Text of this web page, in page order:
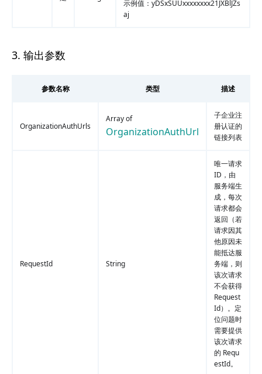
示例值：yDSxSUUxxxxxxxx21JXBlJZs
aj
3. 输出参数
参数名称 类型 描述
OrganizationAuthUrls
Array of
OrganizationAuthUrl
子企业注
册认证的
链接列表
RequestId String
唯一请求
ID，由
服务端生
成，每次
请求都会
返回（若
请求因其
他原因未
能抵达服
务端，则
该次请求
不会获得
Request
Id）。定
位问题时
需要提供
该次请求
的 Requ
estId。